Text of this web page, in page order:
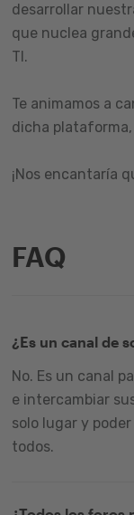
desarrollar
que nuclea
TI.
Te animamos a
dicha plataforma,
¡Nos encantaría
FAQ
¿Es un canal de
No. Es un canal
e intercambiar
solo lugar y
todos.